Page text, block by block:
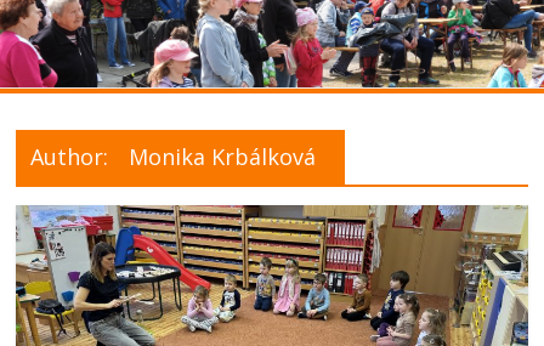
Author: Monika Krbálková